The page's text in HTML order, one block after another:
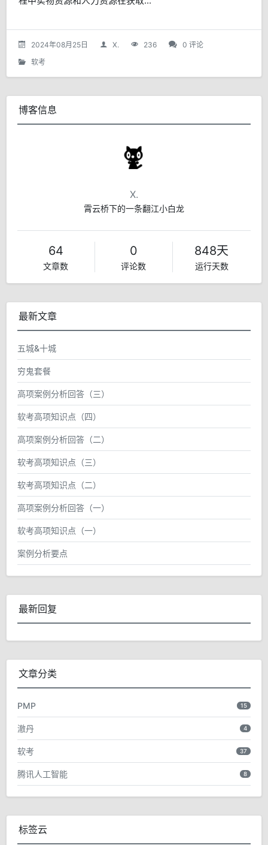
2024年08月25日 X. 236
0 评论
软考
博客信息
X.
霄云桥下的一条翻江小白龙
64
文章数
0
评论数
848天
运行天数
最新文章
五城&十城
穷鬼套餐
高项案例分析回答（三）
软考高项知识点（四）
高项案例分析回答（二）
软考高项知识点（三）
软考高项知识点（二）
高项案例分析回答（一）
软考高项知识点（一）
案例分析要点
最新回复
文章分类
PMP 15
澈丹 4
软考 37
腾讯人工智能 8
标签云